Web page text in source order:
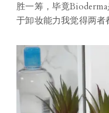
胜一筹，毕竟
于卸妆能力我觉得两者